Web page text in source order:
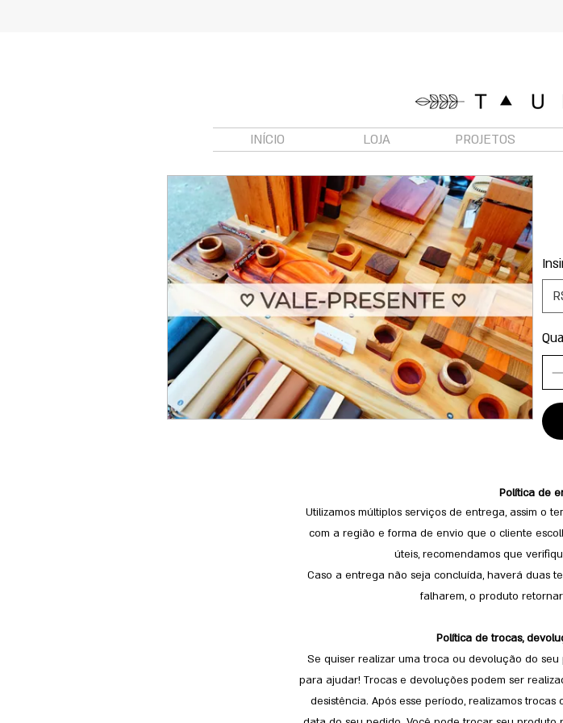
INÍCIO LOJA PROJETOS
Política de
Utilizamos múltiplos serviços de entrega, assim o
com a região e forma de envio que o cliente
úteis, recomendamos que
Caso a entrega não seja concluída, haverá duas
falharem, o produto
Política de trocas,
Se quiser realizar uma troca ou devolução do
para ajudar! Trocas e devoluções podem ser
desistência. Após esse período, realizamos